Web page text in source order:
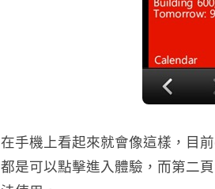
在手機上看起來就會像這樣，目
都是可以點擊進入體驗，而第二